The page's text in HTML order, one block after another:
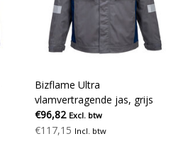
Bizflame Ultra
vlamvertragende jas, grijs
€96,82 Excl. btw
€117,15 Incl. btw